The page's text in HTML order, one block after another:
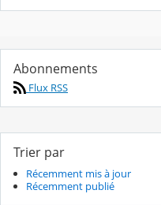
Abonnements
Flux RSS
Trier par
Récemment mis à jour
Récemment publié